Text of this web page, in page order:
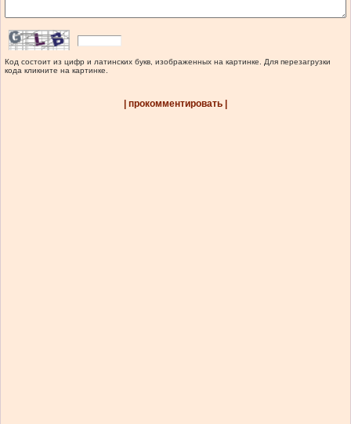
Код состоит из цифр и латинских букв, изображенных на картинке. Для перезагрузки
кода кликните на картинке.
| прокомментировать |